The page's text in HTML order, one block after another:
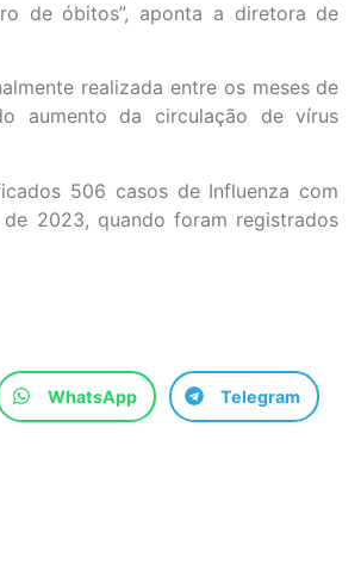
de óbitos”, aponta a diretora de
realizada entre os meses de
aumento da circulação de vírus
506 casos de Influenza com
2023, quando foram registrados
WhatsApp Telegram